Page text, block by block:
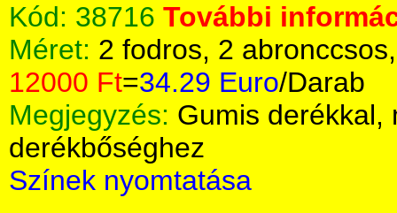
Kód: 38716 További
Méret: 2 fodros, 2
12000 Ft=34.29 Euro/Darab
Megjegyzés: Gumis derékkal,
derékbőséghez
Színek nyomtatása